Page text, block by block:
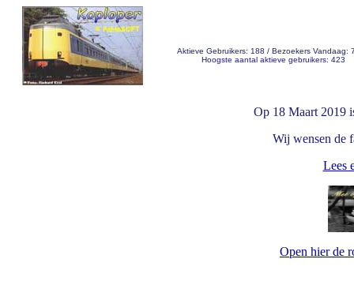
Aktieve Gebruikers: 188 / Bezoekers Vandaag:
Hoogste aantal aktieve gebruikers: 423
Op 18 Maart 2019
Wij wensen de
Lees
Open hier de